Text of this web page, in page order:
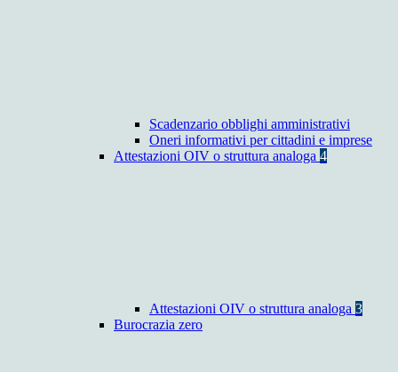
Scadenzario obblighi amministrativi
Oneri informativi per cittadini e imprese
Attestazioni OIV o struttura analoga 4
Attestazioni OIV o struttura analoga 3
Burocrazia zero